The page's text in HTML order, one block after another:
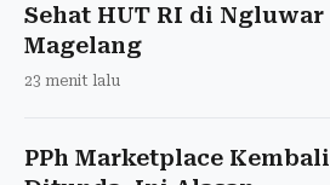
Sehat HUT RI di Ngluwar
Magelang
23 menit lalu
PPh Marketplace Kembali